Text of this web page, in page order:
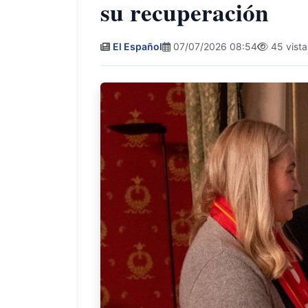
su recuperación
El Español 07/07/2026 08:54 45